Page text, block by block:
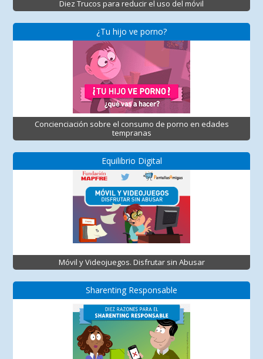
Diez Trucos para reducir el uso del móvil
¿Tu hijo ve porno?
Concienciación sobre el consumo de porno en edades
tempranas
Equilibrio Digital
Móvil y Videojuegos. Disfrutar sin Abusar
Sharenting Responsable